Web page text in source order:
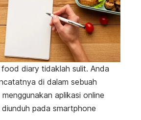
diary tidaklah sulit. Anda
di dalam sebuah
aplikasi online
pada smartphone